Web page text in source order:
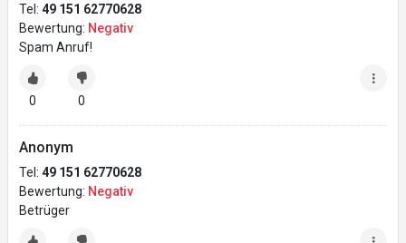
Tel: 49 151 62770628
Bewertung: Negativ
Spam Anruf!
0 0
Anonym
Tel: 49 151 62770628
Bewertung: Negativ
Betrüger